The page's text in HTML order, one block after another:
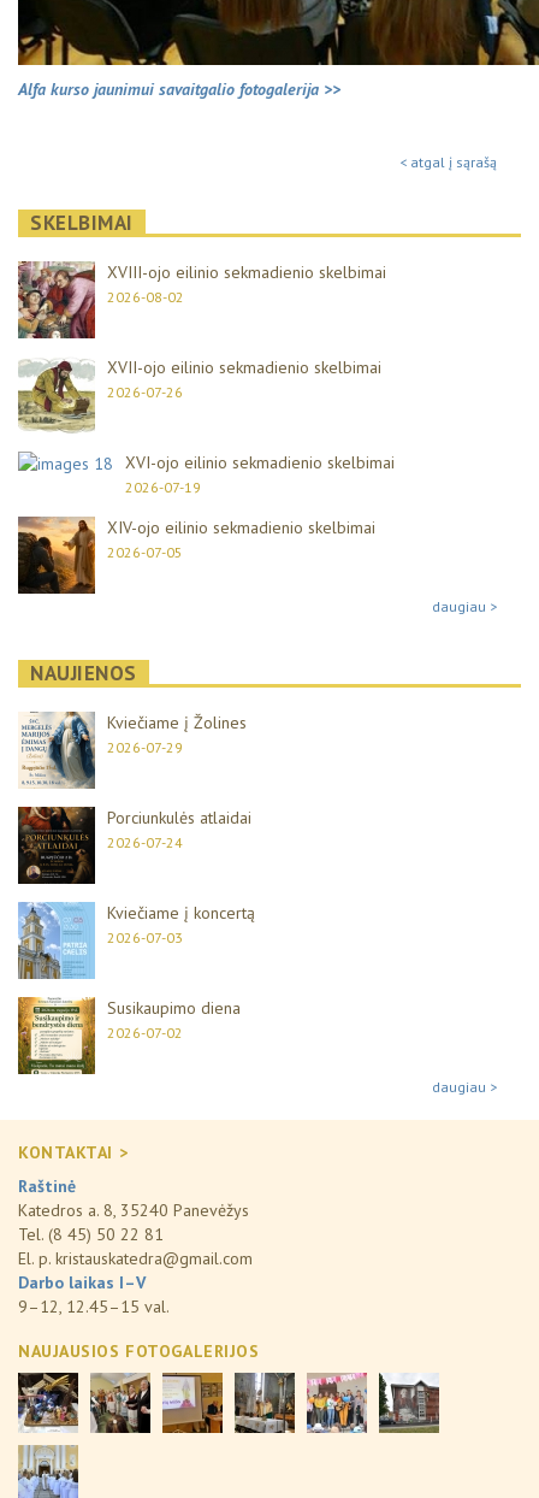
Alfa kurso jaunimui savaitgalio fotogalerija >>
< atgal į sąrašą
SKELBIMAI
XVIII-ojo eilinio sekmadienio skelbimai
2026-08-02
XVII-ojo eilinio sekmadienio skelbimai
2026-07-26
XVI-ojo eilinio sekmadienio skelbimai
2026-07-19
XIV-ojo eilinio sekmadienio skelbimai
2026-07-05
daugiau >
NAUJIENOS
Kviečiame į Žolines
2026-07-29
Porciunkulės atlaidai
2026-07-24
Kviečiame į koncertą
2026-07-03
Susikaupimo diena
2026-07-02
daugiau >
KONTAKTAI >
Raštinė
Katedros a. 8, 35240 Panevėžys
Tel. (8 45) 50 22 81
El. p. kristauskatedra@gmail.com
Darbo laikas I–V
9–12, 12.45–15 val.
NAUJAUSIOS FOTOGALERIJOS